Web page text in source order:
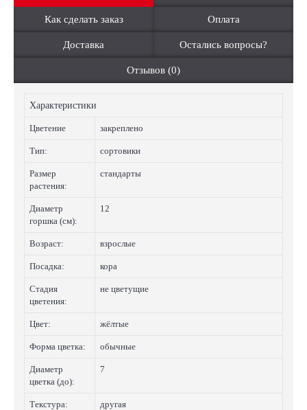
Как сделать заказ Оплата
Доставка Остались вопросы?
Отзывов (0)
Характеристики
Цветение закреплено
Тип: сортовики
Размер
растения:
стандарты
Диаметр
горшка (см):
12
Возраст: взрослые
Посадка: кора
Стадия
цветения:
не цветущие
Цвет: жёлтые
Форма цветка: обычные
Диаметр
цветка (до):
7
Текстура: другая